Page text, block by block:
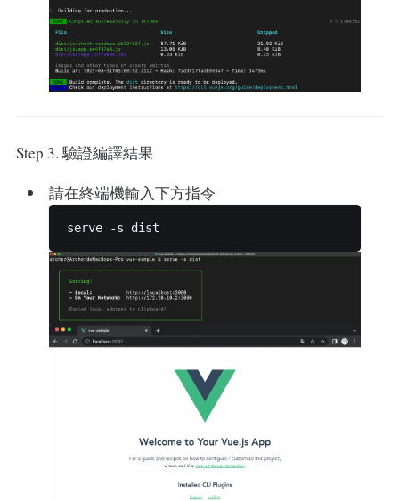
Step 3. 驗證編譯結果
請在終端機輸入下方指令